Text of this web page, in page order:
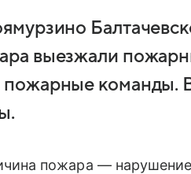
выезжали
команды.
пожара —